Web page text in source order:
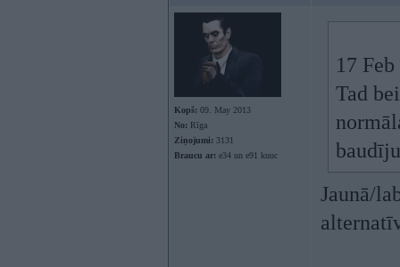
Kopš: 09. May 2013
No: Rīga
Ziņojumi: 3131
Braucu ar: e34 un e91 kuuc
17
Tad
Jaunā/